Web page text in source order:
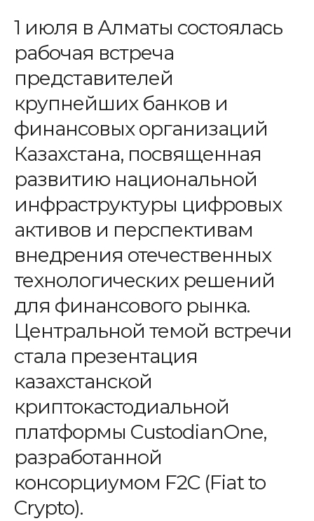
1 июля в Алматы состоялась
рабочая встреча
представителей
крупнейших банков и
финансовых организаций
Казахстана, посвященная
развитию национальной
инфраструктуры цифровых
активов и перспективам
внедрения отечественных
технологических решений
для финансового рынка.
Центральной темой встречи
стала презентация
казахстанской
криптокастодиальной
платформы CustodianOne,
разработанной
консорциумом F2C (Fiat to
Crypto).